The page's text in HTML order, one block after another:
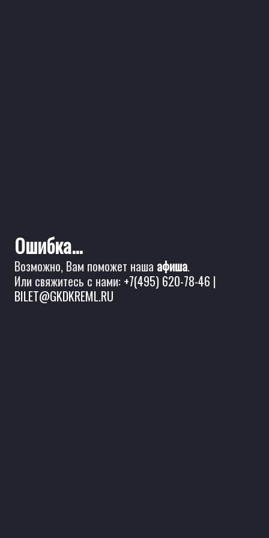
Ошибка...
Возможно, Вам поможет наша афиша.
Или свяжитесь с нами: +7(495) 620-78-46 |
BILET@GKDKREML.RU